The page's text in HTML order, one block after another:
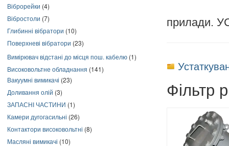
Віброрейки (4)
Вібростоли (7)
Глибинні вібратори (10)
Поверхневі вібратори (23)
Вимірювач відстані до місця пош. кабелю (1)
Високовольтне обладнання (141)
Вакуумні вимикачі (23)
Доливання олій (3)
ЗАПАСНІ ЧАСТИНИ (1)
Камери дугогасильні (26)
Контактори високовольтні (8)
Масляні вимикачі (10)
прилади.
Фільтр